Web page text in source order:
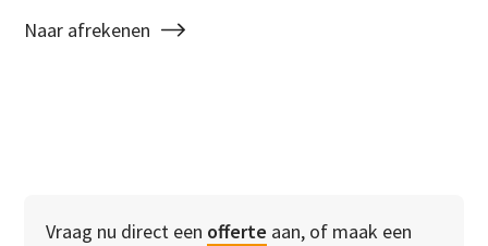
Naar afrekenen
Vraag nu direct een offerte aan, of maak een